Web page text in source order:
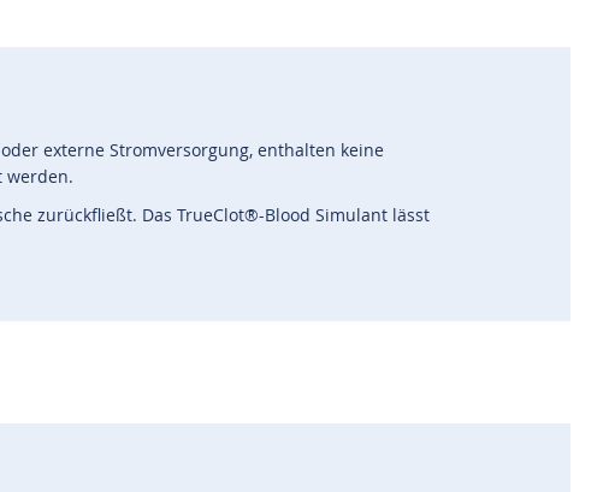
externe Stromversorgung, enthalten keine
werden.
zurückfließt. Das TrueClot®-Blood Simulant lässt